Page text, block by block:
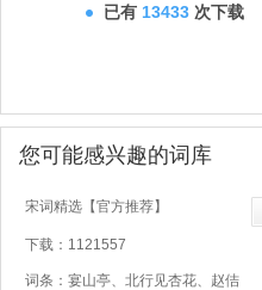
已有 13433 次下载
您可能感兴趣的词库
宋词精选【官方推荐】
下载：1121557
词条：宴山亭、北行见杏花、赵佶